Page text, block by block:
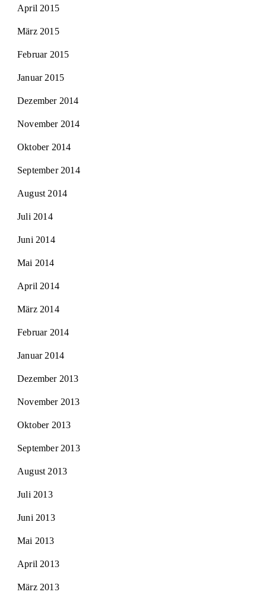
April 2015
März 2015
Februar 2015
Januar 2015
Dezember 2014
November 2014
Oktober 2014
September 2014
August 2014
Juli 2014
Juni 2014
Mai 2014
April 2014
März 2014
Februar 2014
Januar 2014
Dezember 2013
November 2013
Oktober 2013
September 2013
August 2013
Juli 2013
Juni 2013
Mai 2013
April 2013
März 2013